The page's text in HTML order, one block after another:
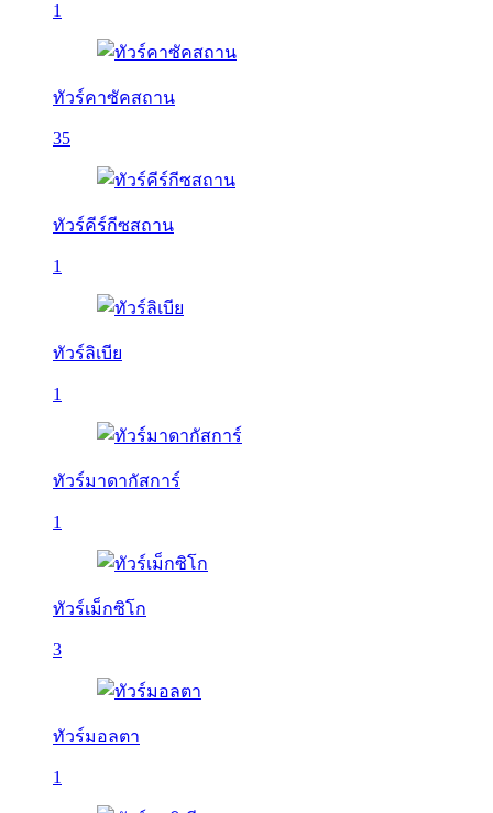
1
ทัวร์คาซัคสถาน
35
ทัวร์คีร์กีซสถาน
1
ทัวร์ลิเบีย
1
ทัวร์มาดากัสการ์
1
ทัวร์เม็กซิโก
3
ทัวร์มอลตา
1